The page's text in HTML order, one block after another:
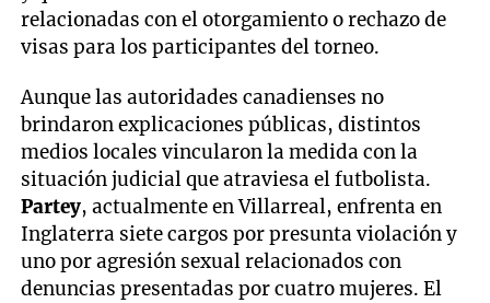
relacionadas con el otorgamiento o rechazo de
visas para los participantes del torneo.
Aunque las autoridades canadienses no
brindaron explicaciones públicas, distintos
medios locales vincularon la medida con la
situación judicial que atraviesa el futbolista.
Partey, actualmente en Villarreal, enfrenta en
Inglaterra siete cargos por presunta violación y
uno por agresión sexual relacionados con
denuncias presentadas por cuatro mujeres. El